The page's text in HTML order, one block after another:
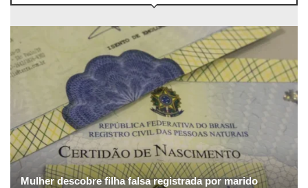
Mulher descobre filha falsa registrada por marido